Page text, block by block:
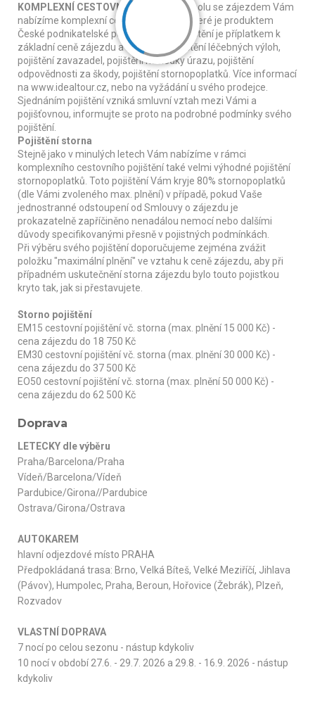
KOMPLEXNÍ CESTOVNÍ POJIŠTĚNÍ
- spolu se zájezdem Vám
nabízíme komplexní cestovní pojištění, které je produktem
České podnikatelské pojišťovny, a.s. Pojištění je příplatkem k
základní ceně zájezdu a zahrnuje: pojištění léčebných výloh,
pojištění zavazadel, pojištění následky úrazu, pojištění
odpovědnosti za škody, pojištění stornopoplatků. Více informací
na www.idealtour.cz, nebo na vyžádání u svého prodejce.
Sjednáním pojištění vzniká smluvní vztah mezi Vámi a
pojišťovnou, informujte se proto na podrobné podmínky svého
pojištění.
Pojištění storna
Stejně jako v minulých letech Vám nabízíme v rámci
komplexního cestovního pojištění také velmi výhodné pojištění
stornopoplatků. Toto pojištění Vám kryje 80% stornopoplatků
(dle Vámi zvoleného max. plnění) v případě, pokud Vaše
jednostranné odstoupení od Smlouvy o zájezdu je
prokazatelně zapříčiněno nenadálou nemocí nebo dalšími
důvody specifikovanými přesně v pojistných podmínkách.
Při výběru svého pojištění doporučujeme zejména zvážit
položku "maximální plnění" ve vztahu k ceně zájezdu, aby při
případném uskutečnění storna zájezdu bylo touto pojistkou
kryto tak, jak si přestavujete.
Storno pojištění
EM15 cestovní pojištění vč. storna (max. plnění 15 000 Kč) -
cena zájezdu do 18 750 Kč
EM30 cestovní pojištění vč. storna (max. plnění 30 000 Kč) -
cena zájezdu do 37 500 Kč
EO50 cestovní pojištění vč. storna (max. plnění 50 000 Kč) -
cena zájezdu do 62 500 Kč
Doprava
LETECKY dle výběru
Praha/Barcelona/Praha
Vídeň/Barcelona/Vídeň
Pardubice/Girona//Pardubice
Ostrava/Girona/Ostrava
AUTOKAREM
hlavní odjezdové místo PRAHA
Předpokládaná trasa: Brno, Velká Bíteš, Velké Meziříčí, Jihlava
(Pávov), Humpolec, Praha, Beroun, Hořovice (Žebrák), Plzeň,
Rozvadov
VLASTNÍ DOPRAVA
7 nocí po celou sezonu - nástup kdykoliv
10 nocí v období 27.6. - 29.7. 2026 a 29.8. - 16.9. 2026 - nástup
kdykoliv